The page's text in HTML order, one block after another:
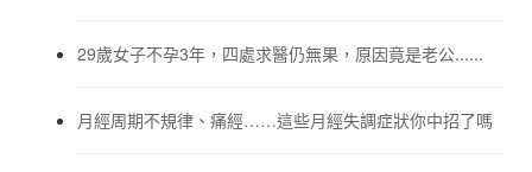
29歲女子不孕3年，四處求醫仍無果，原因竟是老公......
月經周期不規律、痛經……這些月經失調症狀你中招了嗎